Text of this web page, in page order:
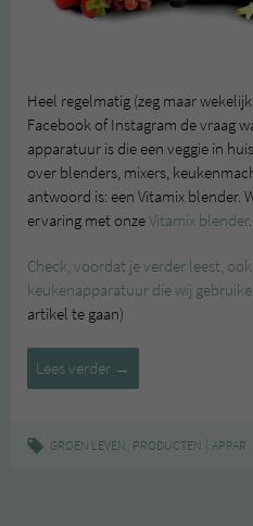
Heel regelmatig (zeg maar
Facebook of Instagram de vraag
apparatuur is die een veggie in
over blenders, mixers,
antwoord is: een Vitamix blender.
ervaring met onzeVitamix blender.
Check, voordat je verder leest,
keukenapparatuur die wij
artikel te gaan)
Lees verder Crazy
in
with
→
GROEN LEVEN, PRODUCTEN APPARATUUR